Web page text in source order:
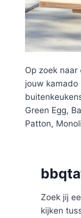
Op zoek naar
jouw kamado
Green Egg,
Patton,
Zoek jij
kijken